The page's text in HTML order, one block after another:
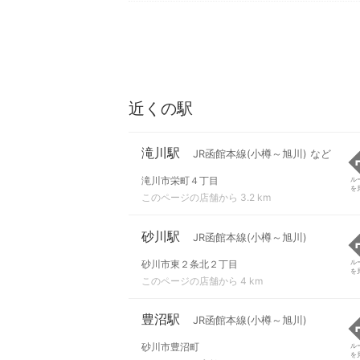
近くの駅
滝川駅 JR函館本線(小樽～旭川) など
滝川市栄町４丁目
このページの店舗から 3.2 km
ル
を
砂川駅 JR函館本線(小樽～旭川)
砂川市東２条北２丁目
このページの店舗から 4 km
ル
を
豊沼駅 JR函館本線(小樽～旭川)
砂川市豊沼町
ル
を